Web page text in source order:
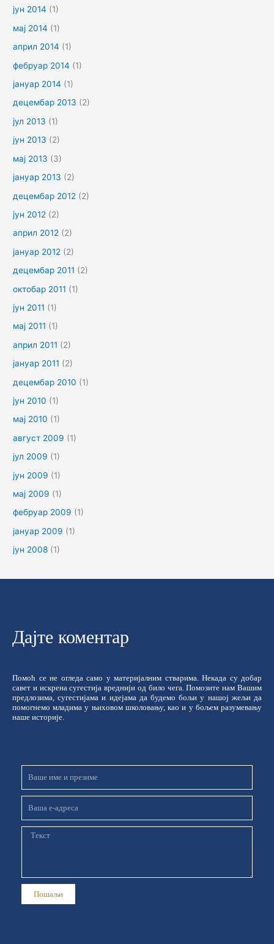
јун 2014 (1)
мај 2014 (1)
април 2014 (1)
фебруар 2014 (1)
јануар 2014 (1)
децембар 2013 (2)
јул 2013 (1)
јун 2013 (2)
мај 2013 (3)
јануар 2013 (2)
децембар 2012 (2)
јун 2012 (2)
април 2012 (2)
јануар 2012 (2)
децембар 2011 (2)
октобар 2011 (1)
јун 2011 (1)
мај 2011 (1)
април 2011 (2)
јануар 2011 (2)
децембар 2010 (1)
јун 2010 (1)
мај 2010 (1)
август 2009 (1)
јул 2009 (1)
јун 2009 (1)
мај 2009 (1)
фебруар 2009 (1)
јануар 2009 (1)
јун 2008 (1)
Дајте коментар
Помоћ се не огледа само у материјалним стварима. Некада су добар
савет и искрена сугестија вреднији од било чега. Помозите нам Вашим
предлозима, сугестијама и идејама да будемо бољи у нашој жељи да
помогнемо младима у њиховом школовању, као и у бољем разумевању
наше историје.
презиме
Порука
Пошаљи